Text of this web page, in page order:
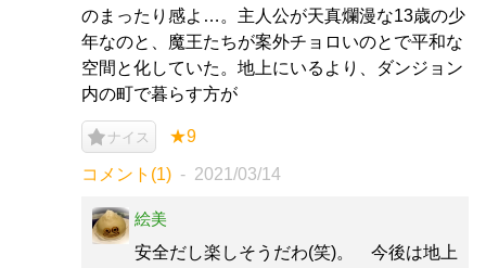
のまったり感よ…。主人公が天真爛漫な13歳の少
年なのと、魔王たちが案外チョロいのとで平和な
空間と化していた。地上にいるより、ダンジョン
内の町で暮らす方が
ナイス ★9
コメント(1) 2021/03/14
絵美
安全だし楽しそうだわ(笑)。 今後は地上